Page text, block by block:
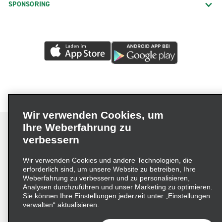
SPONSORING
Impressum Nutzungsbedingungen
Datenschutzrichtlinie
Cookie-Richtlinie
Datenschutzoptionen
Lieferkettensorgfaltspflichtengesetz (LkSG) Grundsatzerklärung
Beschwerdeverfahren nach dem
Wir verwenden Cookies, um
Ihre Weberfahrung zu
verbessern
Wir verwenden Cookies und andere Technologien, die
erforderlich sind, um unsere Website zu betreiben, Ihre
Weberfahrung zu verbessern und zu personalisieren,
Analysen durchzuführen und unser Marketing zu optimieren.
Sie können Ihre Einstellungen jederzeit unter „Einstellungen
verwalten“ aktualisieren.